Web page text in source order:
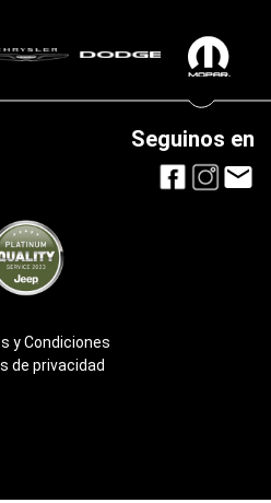
Seguinos en
y Condiciones
de privacidad